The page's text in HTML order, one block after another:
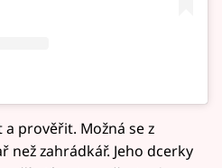
prověřit. Možná se z
než zahrádkář. Jeho dcerky